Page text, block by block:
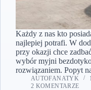
Każdy z nas kto
najlepiej potrafi. W
przy okazji chce
wybór myjni
rozwiązaniem. Popyt
AUTOFANATYK
2 KOMENTARZE